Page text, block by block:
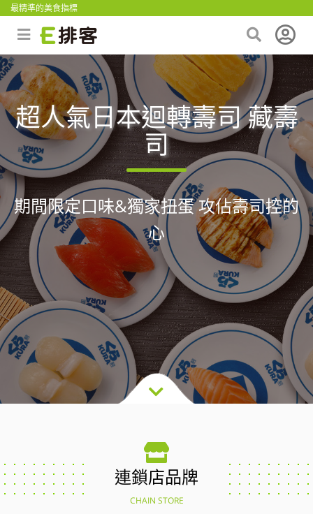
最精準的美食指標
超人氣日本迴轉壽司 藏壽
司
期間限定口味&獨家扭蛋 攻佔壽司控的
心
連鎖店品牌
CHAIN STORE